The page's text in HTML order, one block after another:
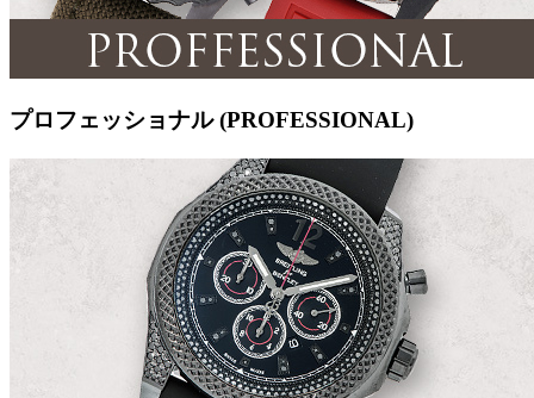
プロフェッショナル (PROFESSIONAL)